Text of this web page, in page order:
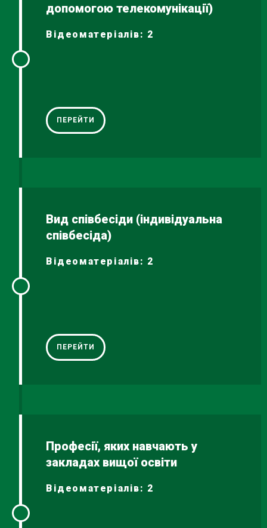
допомогою телекомунікації)
Відеоматеріалів: 2
ПЕРЕЙТИ
Вид співбесіди (індивідуальна
співбесіда)
Відеоматеріалів: 2
ПЕРЕЙТИ
Професії, яких навчають у
закладах вищої освіти
Відеоматеріалів: 2